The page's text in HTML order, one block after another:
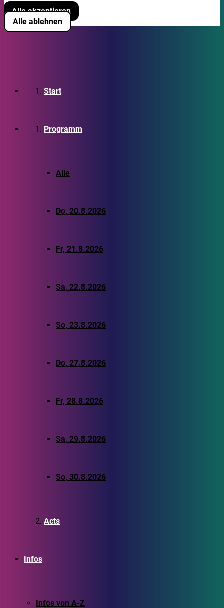
Alle akzeptieren
Alle ablehnen
Start
Programm
Alle
Do, 20.8.2026
Fr, 21.8.2026
Sa, 22.8.2026
So, 23.8.2026
Do, 27.8.2026
Fr, 28.8.2026
Sa, 29.8.2026
So, 30.8.2026
Acts
Infos
Infos von A-Z